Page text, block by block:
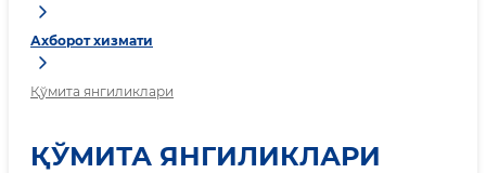
Ахборот хизмати
Қўмита янгиликлари
ҚЎМИТА ЯНГИЛИКЛАРИ